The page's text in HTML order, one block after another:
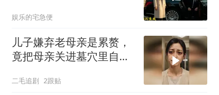
娱乐的宅急便
儿子嫌弃老母亲是累赘，
竟把母亲关进墓穴里自生
二毛追剧 2跟贴